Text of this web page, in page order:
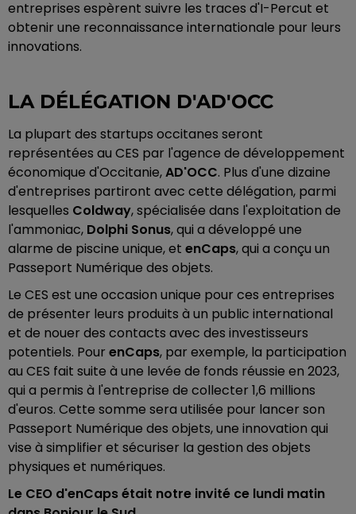
entreprises espèrent suivre les traces d'I-Percut et
obtenir une reconnaissance internationale pour leurs
innovations.
LA DÉLÉGATION D'AD'OCC
La plupart des startups occitanes seront
représentées au CES par l'agence de développement
économique d'Occitanie,AD'OCC. Plus d'une dizaine
d'entreprises partiront avec cette délégation, parmi
lesquelles Coldway, spécialisée dans l'exploitation de
l'ammoniac, Dolphi Sonus, qui a développé une
alarme de piscine unique, et enCaps, qui a conçu un
Passeport Numérique des objets.
Le CES est une occasion unique pour ces entreprises
de présenter leurs produits à un public international
et de nouer des contacts avec des investisseurs
potentiels. Pour enCaps, par exemple, la participation
au CES fait suite à une levée de fonds réussie en 2023,
qui a permis à l'entreprise de collecter 1,6 millions
d'euros. Cette somme sera utilisée pour lancer son
Passeport Numérique des objets, une innovation qui
vise à simplifier et sécuriser la gestion des objets
physiques et numériques.
Le CEO d'enCaps était notre invité ce lundi matin